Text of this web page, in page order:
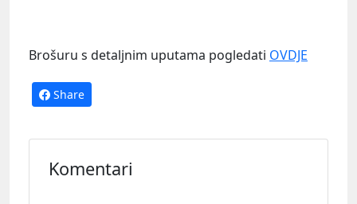
Brošuru s detaljnim uputama pogledati OVDJE
Share
Komentari